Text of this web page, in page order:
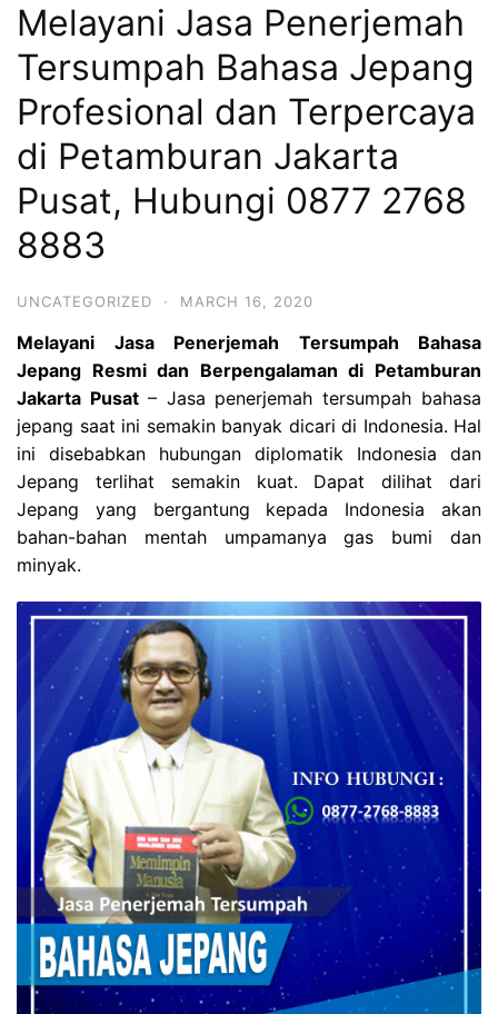
Melayani Jasa Penerjemah
Tersumpah Bahasa Jepang
Profesional dan Terpercaya
di Petamburan Jakarta
Pusat, Hubungi 0877 2768
8883
UNCATEGORIZED · MARCH 16, 2020
Melayani Jasa Penerjemah Tersumpah Bahasa
Jepang Resmi dan Berpengalaman di Petamburan
Jakarta Pusat – Jasa penerjemah tersumpah bahasa
jepang saat ini semakin banyak dicari di Indonesia. Hal
ini disebabkan hubungan diplomatik Indonesia dan
Jepang terlihat semakin kuat. Dapat dilihat dari
Jepang yang bergantung kepada Indonesia akan
bahan-bahan mentah umpamanya gas bumi dan
minyak.